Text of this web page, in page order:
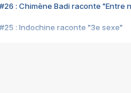
#26 : Chimène Badi raconte "Entre
#25 : Indochine raconte "3e sexe"